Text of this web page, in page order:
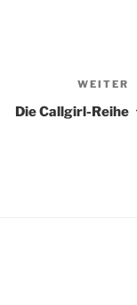
WEITER
Die Callgirl-Reihe